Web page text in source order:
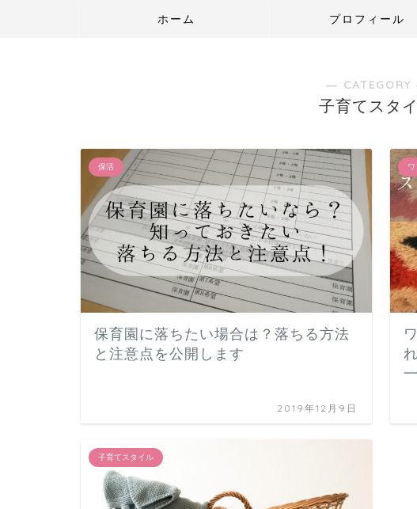
ホーム プロフィール
―
子育てスタ
保活
保育園に落ちたい場合は？落ちる方法
と注意点を公開します
2019年12月9日
子育てスタイル